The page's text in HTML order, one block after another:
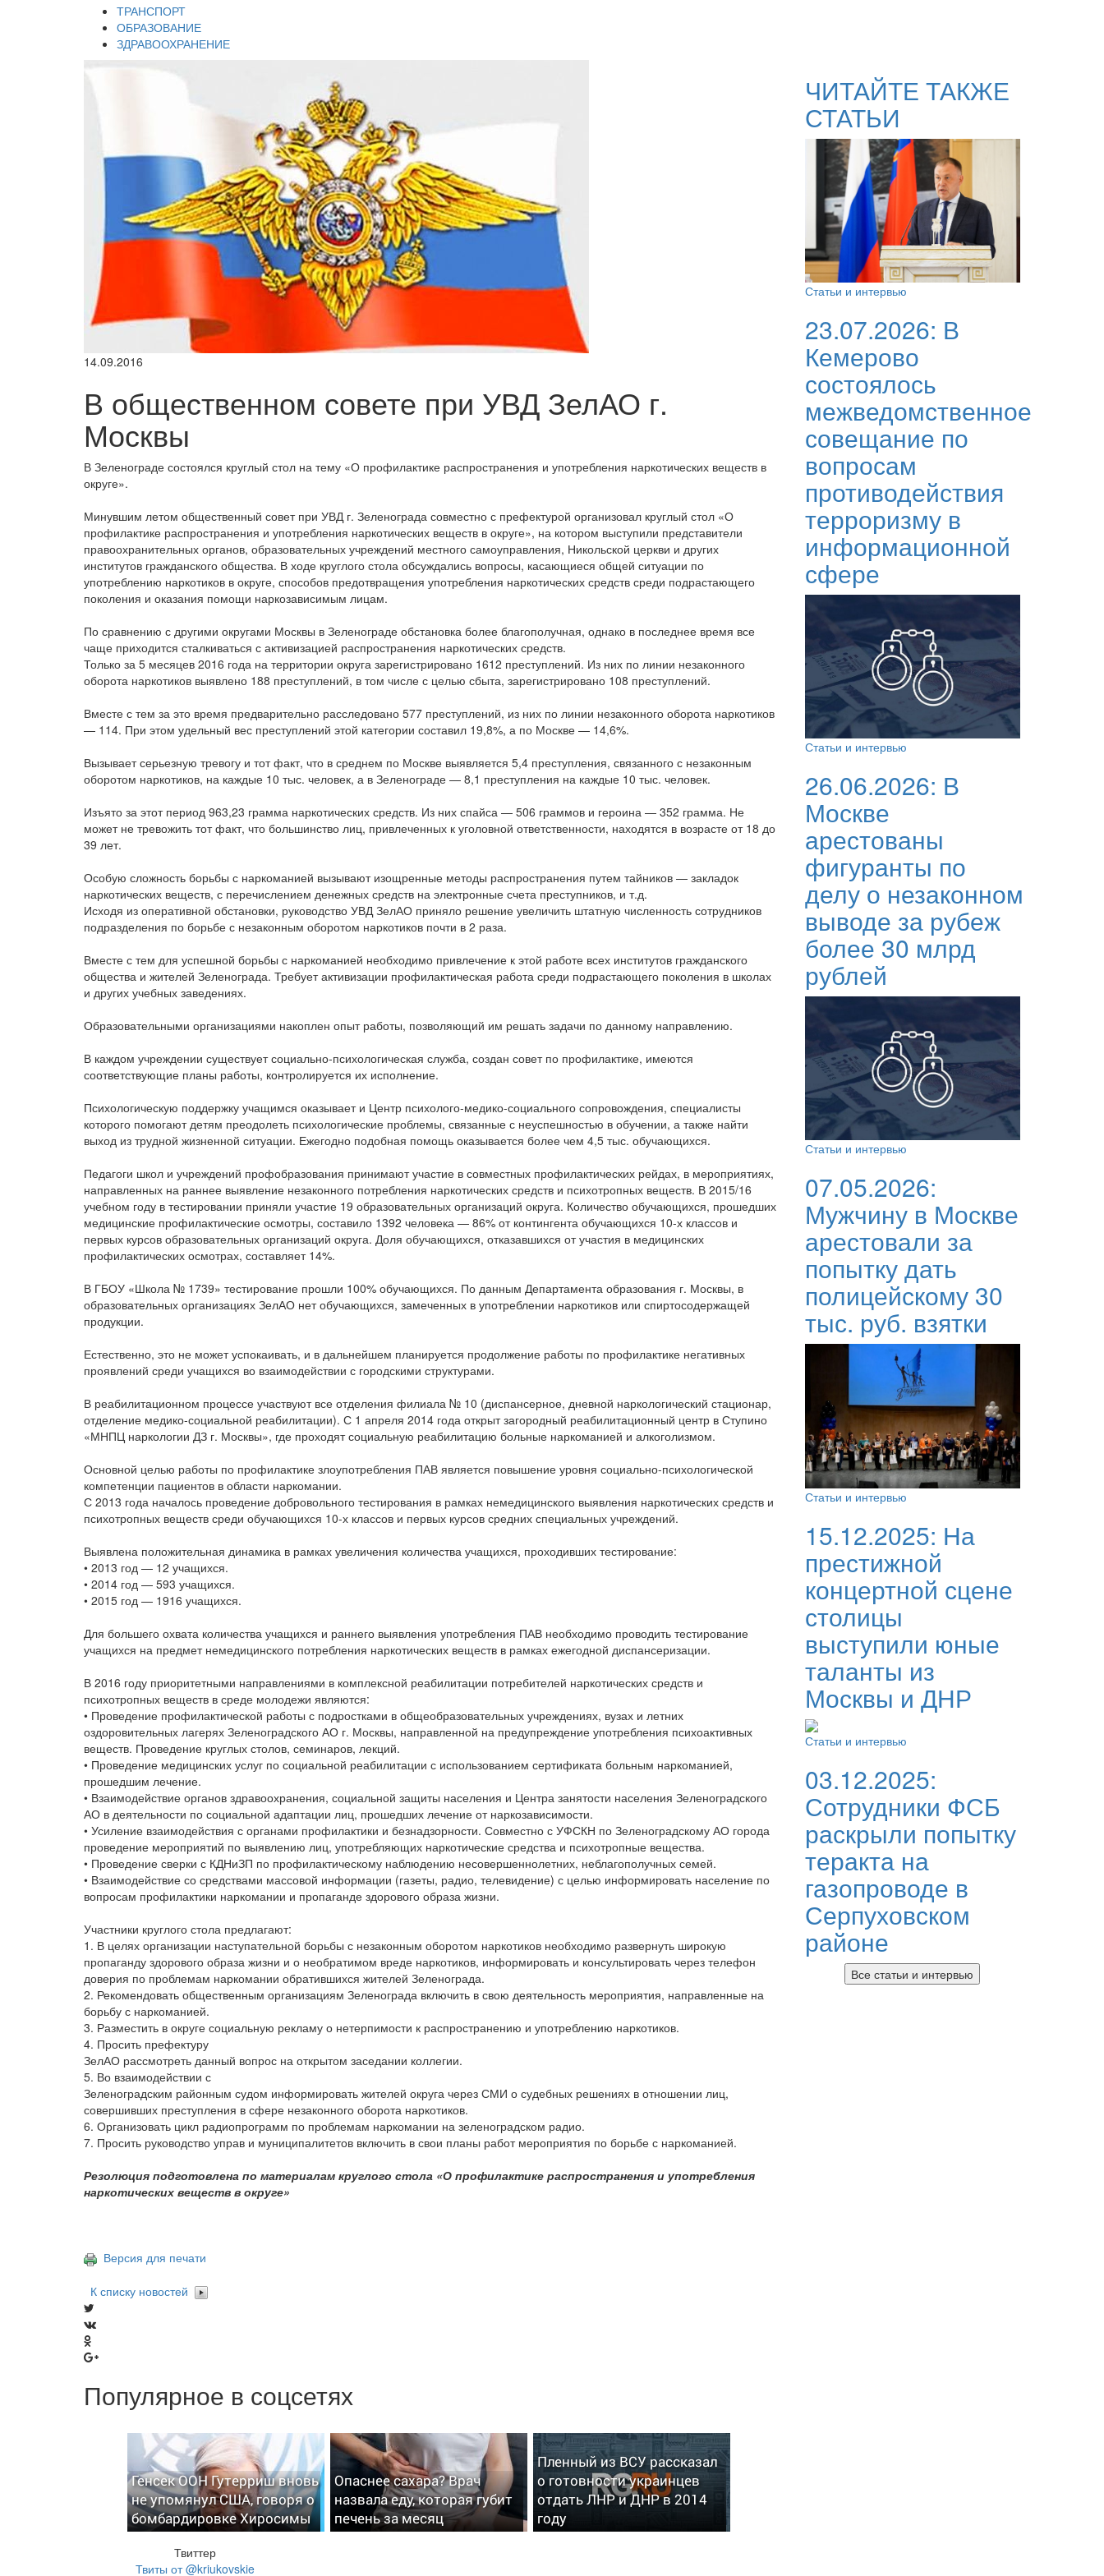
ТРАНСПОРТ
ОБРАЗОВАНИЕ
ЗДРАВООХРАНЕНИЕ
14.09.2016
В общественном совете при УВД ЗелАО г.
Москвы
В Зеленограде состоялся круглый стол на тему «О профилактике распространения и употребления наркотических веществ в
округе».
Минувшим летом общественный совет при УВД г. Зеленограда совместно с префектурой организовал круглый стол «О
профилактике распространения и употребления наркотических веществ в округе», на котором выступили представители
правоохранительных органов, образовательных учреждений местного самоуправления, Никольской церкви и других
институтов гражданского общества. В ходе круглого стола обсуждались вопросы, касающиеся общей ситуации по
употреблению наркотиков в округе, способов предотвращения употребления наркотических средств среди подрастающего
поколения и оказания помощи наркозависимым лицам.
По сравнению с другими округами Москвы в Зеленограде обстановка более благополучная, однако в последнее время все
чаще приходится сталкиваться с активизацией распространения наркотических средств.
Только за 5 месяцев 2016 года на территории округа зарегистрировано 1612 преступлений. Из них по линии незаконного
оборота наркотиков выявлено 188 преступлений, в том числе с целью сбыта, зарегистрировано 108 преступлений.
Вместе с тем за это время предварительно расследовано 577 преступлений, из них по линии незаконного оборота наркотиков
— 114. При этом удельный вес преступлений этой категории составил 19,8%, а по Москве — 14,6%.
Вызывает серьезную тревогу и тот факт, что в среднем по Москве выявляется 5,4 преступления, связанного с незаконным
оборотом наркотиков, на каждые 10 тыс. человек, а в Зеленограде — 8,1 преступления на каждые 10 тыс. человек.
Изъято за этот период 963,23 грамма наркотических средств. Из них спайса — 506 граммов и героина — 352 грамма. Не
может не тревожить тот факт, что большинство лиц, привлеченных к уголовной ответственности, находятся в возрасте от 18 до
39 лет.
Особую сложность борьбы с наркоманией вызывают изощренные методы распространения путем тайников — закладок
наркотических веществ, с перечислением денежных средств на электронные счета преступников, и т.д.
Исходя из оперативной обстановки, руководство УВД ЗелАО приняло решение увеличить штатную численность сотрудников
подразделения по борьбе с незаконным оборотом наркотиков почти в 2 раза.
Вместе с тем для успешной борьбы с наркоманией необходимо привлечение к этой работе всех институтов гражданского
общества и жителей Зеленограда. Требует активизации профилактическая работа среди подрастающего поколения в школах
и других учебных заведениях.
Образовательными организациями накоплен опыт работы, позволяющий им решать задачи по данному направлению.
В каждом учреждении существует социально-психологическая служба, создан совет по профилактике, имеются
соответствующие планы работы, контролируется их исполнение.
Психологическую поддержку учащимся оказывает и Центр психолого-медико-социального сопровождения, специалисты
которого помогают детям преодолеть психологические проблемы, связанные с неуспешностью в обучении, а также найти
выход из трудной жизненной ситуации. Ежегодно подобная помощь оказывается более чем 4,5 тыс. обучающихся.
Педагоги школ и учреждений профобразования принимают участие в совместных профилактических рейдах, в мероприятиях,
направленных на раннее выявление незаконного потребления наркотических средств и психотропных веществ. В 2015/16
учебном году в тестировании приняли участие 19 образовательных организаций округа. Количество обучающихся, прошедших
медицинские профилактические осмотры, составило 1392 человека — 86% от контингента обучающихся 10-х классов и
первых курсов образовательных организаций округа. Доля обучающихся, отказавшихся от участия в медицинских
профилактических осмотрах, составляет 14%.
В ГБОУ «Школа № 1739» тестирование прошли 100% обучающихся. По данным Департамента образования г. Москвы, в
образовательных организациях ЗелАО нет обучающихся, замеченных в употреблении наркотиков или спиртосодержащей
продукции.
Естественно, это не может успокаивать, и в дальнейшем планируется продолжение работы по профилактике негативных
проявлений среди учащихся во взаимодействии с городскими структурами.
В реабилитационном процессе участвуют все отделения филиала № 10 (диспансерное, дневной наркологический стационар,
отделение медико-социальной реабилитации). С 1 апреля 2014 года открыт загородный реабилитационный центр в Ступино
«МНПЦ наркологии ДЗ г. Москвы», где проходят социальную реабилитацию больные наркоманией и алкоголизмом.
Основной целью работы по профилактике злоупотребления ПАВ является повышение уровня социально-психологической
компетенции пациентов в области наркомании.
С 2013 года началось проведение добровольного тестирования в рамках немедицинского выявления наркотических средств и
психотропных веществ среди обучающихся 10-х классов и первых курсов средних специальных учреждений.
Выявлена положительная динамика в рамках увеличения количества учащихся, проходивших тестирование:
• 2013 год — 12 учащихся.
• 2014 год — 593 учащихся.
• 2015 год — 1916 учащихся.
Для большего охвата количества учащихся и раннего выявления употребления ПАВ необходимо проводить тестирование
учащихся на предмет немедицинского потребления наркотических веществ в рамках ежегодной диспансеризации.
В 2016 году приоритетными направлениями в комплексной реабилитации потребителей наркотических средств и
психотропных веществ в среде молодежи являются:
• Проведение профилактической работы с подростками в общеобразовательных учреждениях, вузах и летних
оздоровительных лагерях Зеленоградского АО г. Москвы, направленной на предупреждение употребления психоактивных
веществ. Проведение круглых столов, семинаров, лекций.
• Проведение медицинских услуг по социальной реабилитации с использованием сертификата больным наркоманией,
прошедшим лечение.
• Взаимодействие органов здравоохранения, социальной защиты населения и Центра занятости населения Зеленоградского
АО в деятельности по социальной адаптации лиц, прошедших лечение от наркозависимости.
• Усиление взаимодействия с органами профилактики и безнадзорности. Совместно с УФСКН по Зеленоградскому АО города
проведение мероприятий по выявлению лиц, употребляющих наркотические средства и психотропные вещества.
• Проведение сверки с КДНиЗП по профилактическому наблюдению несовершеннолетних, неблагополучных семей.
• Взаимодействие со средствами массовой информации (газеты, радио, телевидение) с целью информировать население по
вопросам профилактики наркомании и пропаганде здорового образа жизни.
Участники круглого стола предлагают:
1. В целях организации наступательной борьбы с незаконным оборотом наркотиков необходимо развернуть широкую
пропаганду здорового образа жизни и о необратимом вреде наркотиков, информировать и консультировать через телефон
доверия по проблемам наркомании обратившихся жителей Зеленограда.
2. Рекомендовать общественным организациям Зеленограда включить в свою деятельность мероприятия, направленные на
борьбу с наркоманией.
3. Разместить в округе социальную рекламу о нетерпимости к распространению и употреблению наркотиков.
4. Просить префектуру
ЗелАО рассмотреть данный вопрос на открытом заседании коллегии.
5. Во взаимодействии с
Зеленоградским районным судом информировать жителей округа через СМИ о судебных решениях в отношении лиц,
совершивших преступления в сфере незаконного оборота наркотиков.
6. Организовать цикл радиопрограмм по проблемам наркомании на зеленоградском радио.
7. Просить руководство управ и муниципалитетов включить в свои планы работ мероприятия по борьбе с наркоманией.
Резолюция подготовлена по материалам круглого стола «О профилактике распространения и употребления
наркотических веществ в округе»
Версия для печати
К списку новостей
Популярное в соцсетях
Генсек ООН Гутерриш вновь
не упомянул США, говоря о
бомбардировке Хиросимы
Опаснее сахара? Врач
назвала еду, которая губит
печень за месяц
Пленный из ВСУ рассказал
о готовности украинцев
отдать ЛНР и ДНР в 2014
году
Твиттер
Твиты от @kriukovskie
ЧИТАЙТЕ ТАКЖЕ
СТАТЬИ
Статьи и интервью
23.07.2026: В
Кемерово
состоялось
межведомственное
совещание по
вопросам
противодействия
терроризму в
информационной
сфере
Статьи и интервью
26.06.2026: В
Москве
арестованы
фигуранты по
делу о незаконном
выводе за рубеж
более 30 млрд
рублей
Статьи и интервью
07.05.2026:
Мужчину в Москве
арестовали за
попытку дать
полицейскому 30
тыс. руб. взятки
Статьи и интервью
15.12.2025: На
престижной
концертной сцене
столицы
выступили юные
таланты из
Москвы и ДНР
Статьи и интервью
03.12.2025:
Сотрудники ФСБ
раскрыли попытку
теракта на
газопроводе в
Серпуховском
районе
Все статьи и интервью